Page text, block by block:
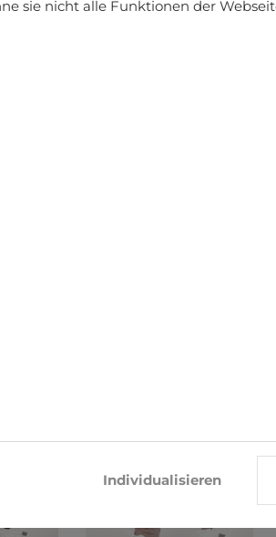
sie nicht alle Funktionen der
Individualisieren